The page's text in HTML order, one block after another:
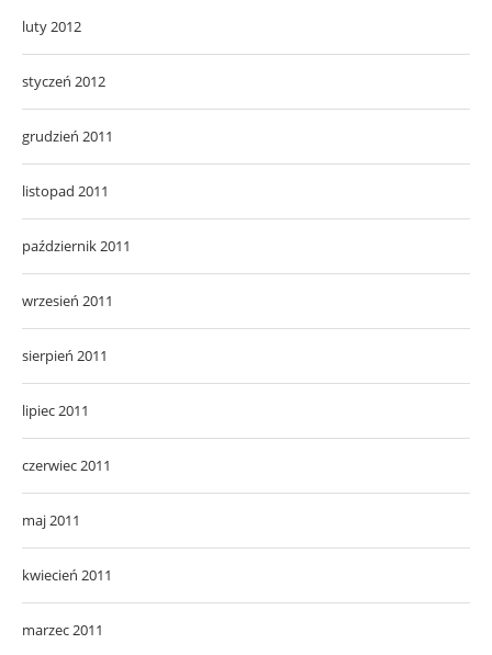
luty 2012
styczeń 2012
grudzień 2011
listopad 2011
październik 2011
wrzesień 2011
sierpień 2011
lipiec 2011
czerwiec 2011
maj 2011
kwiecień 2011
marzec 2011